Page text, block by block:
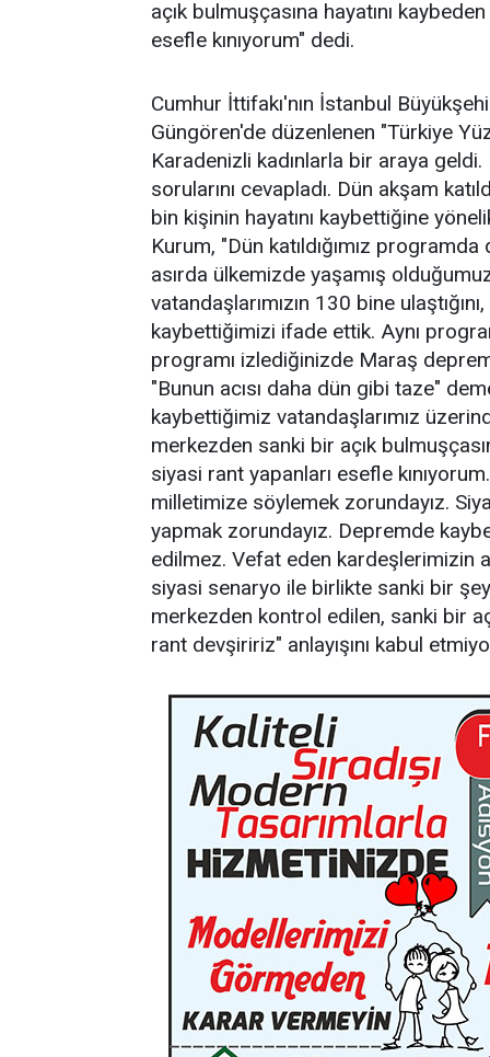
açık bulmuşçasına hayatını
esefle kınıyorum" dedi.
Cumhur İttifakı'nın İstanbul
Güngören'de düzenlenen "Türkiye
Karadenizli kadınlarla bir araya
sorularını cevapladı. Dün akşam
bin kişinin hayatını kaybettiğine
Kurum, "Dün katıldığımız
asırda ülkemizde yaşamış
vatandaşlarımızın 130 bine
kaybettiğimizi ifade ettik. Aynı
programı izlediğinizde Maraş
"Bunun acısı daha dün gibi taze"
kaybettiğimiz vatandaşlarımız
merkezden sanki bir açık
siyasi rant yapanları esefle
milletimize söylemek zorundayız.
yapmak zorundayız. Depremde
edilmez. Vefat eden kardeşlerimizin
siyasi senaryo ile birlikte sanki bir
merkezden kontrol edilen, sanki bir
rant devşiririz" anlayışını kabul